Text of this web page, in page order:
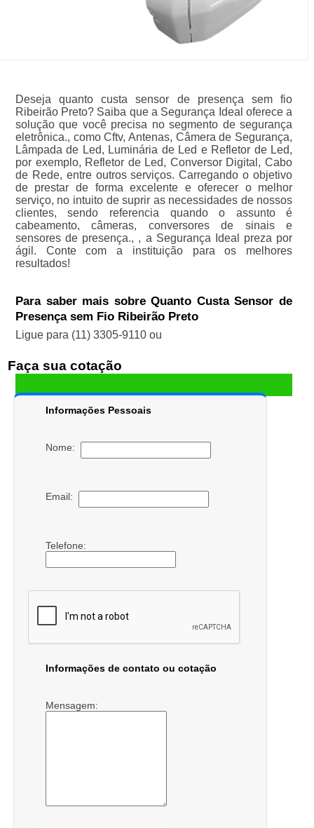
Deseja quanto custa sensor de presença sem fio
Ribeirão Preto? Saiba que a Segurança Ideal oferece a
solução que você precisa no segmento de segurança
eletrônica., como Cftv, Antenas, Câmera de Segurança,
Lâmpada de Led, Luminária de Led e Refletor de Led,
por exemplo, Refletor de Led, Conversor Digital, Cabo
de Rede, entre outros serviços. Carregando o objetivo
de prestar de forma excelente e oferecer o melhor
serviço, no intuito de suprir as necessidades de nossos
clientes, sendo referencia quando o assunto é
cabeamento, câmeras, conversores de sinais e
sensores de presença., , a Segurança Ideal preza por
ágil. Conte com a instituição para os melhores
resultados!
Para saber mais sobre Quanto Custa Sensor de
Presença sem Fio Ribeirão Preto
Ligue para (11) 3305-9110ou
Faça sua cotação
Informações Pessoais
Nome:
Email:
Telefone:
Informações de contato ou cotação
Mensagem: